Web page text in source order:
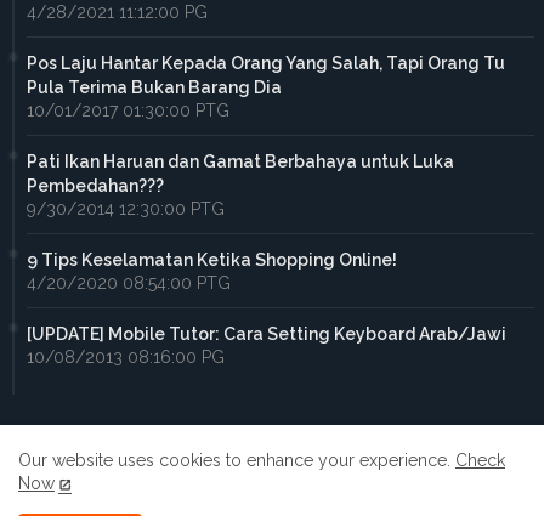
4/28/2021 11:12:00 PG
Pos Laju Hantar Kepada Orang Yang Salah, Tapi Orang Tu
Pula Terima Bukan Barang Dia
10/01/2017 01:30:00 PTG
Pati Ikan Haruan dan Gamat Berbahaya untuk Luka
Pembedahan???
9/30/2014 12:30:00 PTG
9 Tips Keselamatan Ketika Shopping Online!
4/20/2020 08:54:00 PTG
[UPDATE] Mobile Tutor: Cara Setting Keyboard Arab/Jawi
10/08/2013 08:16:00 PG
Our website uses cookies to enhance your experience. Check
Now